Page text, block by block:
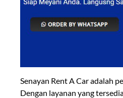
Senayan Rent A Car adalah
Dengan layanan yang